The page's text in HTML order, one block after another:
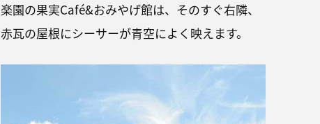
楽園の果実Café&おみやげ館は、そのすぐ右隣、
赤瓦の屋根にシーサーが青空によく映えます。